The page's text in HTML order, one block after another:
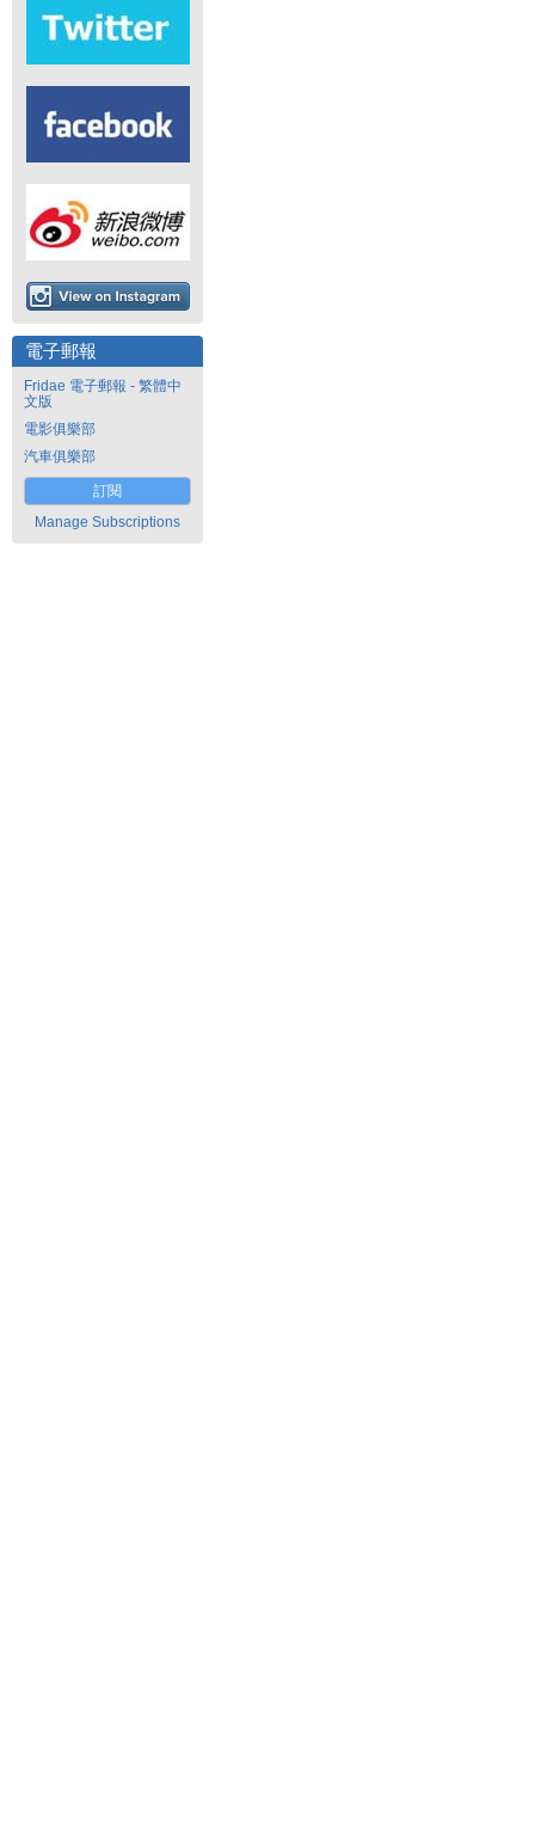
電子郵報
Fridae 電子郵報 - 繁體中
文版
電影俱樂部
汽車俱樂部
訂閱
Manage Subscriptions